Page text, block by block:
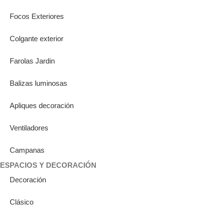
Focos Exteriores
Colgante exterior
Farolas Jardin
Balizas luminosas
Apliques decoración
Ventiladores
Campanas
ESPACIOS Y DECORACIÓN
Decoración
Clásico